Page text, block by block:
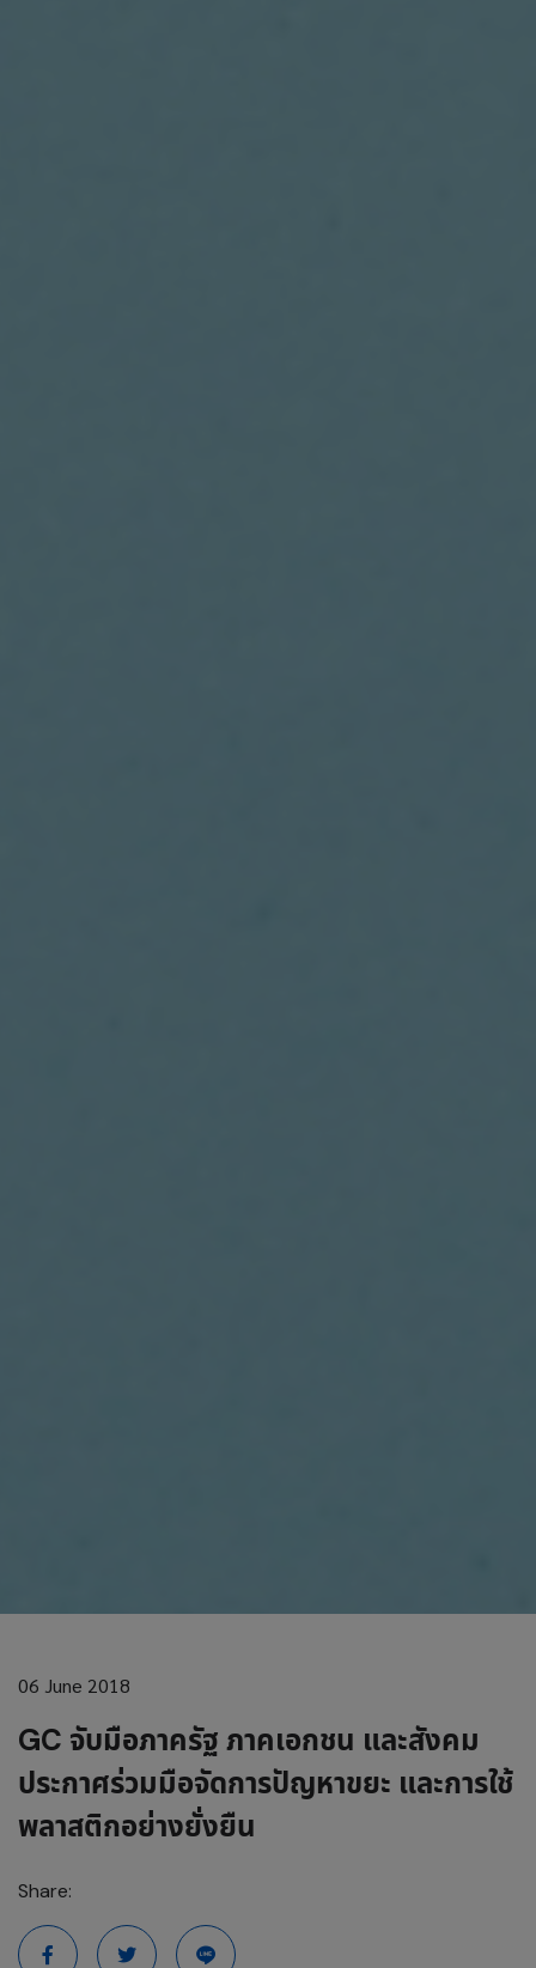
06 June 2018
GC จับมือภาครัฐ ภาคเอกชน และสังคม
ประกาศร่วมมือจัดการปัญหาขยะ และการใช้
พลาสติกอย่างยั่งยืน
Share: